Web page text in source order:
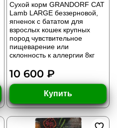
Сухой корм GRANDORF CAT
Lamb LARGE беззерновой,
ягненок с бататом для
взрослых кошек крупных
пород чувствительное
пищеварение или
склонность к аллергии 8кг
10 600 ₽
Купить